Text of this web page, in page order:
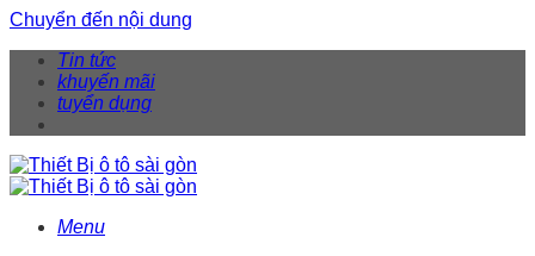
Chuyển đến nội dung
Tin tức
khuyến mãi
tuyển dụng
Menu